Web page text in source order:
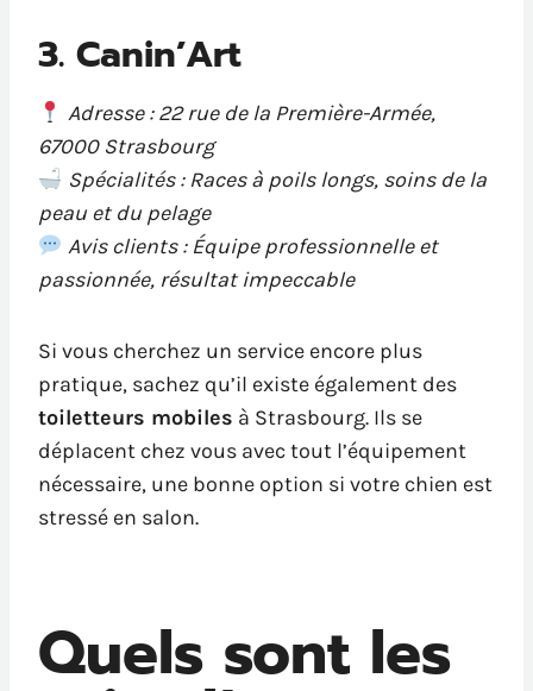
3. Canin’Art
Adresse : 22 rue de la Première-Armée,
67000 Strasbourg
Spécialités : Races à poils longs, soins de la
peau et du pelage
Avis clients : Équipe professionnelle et
passionnée, résultat impeccable
Si vous cherchez un service encore plus
pratique, sachez qu’il existe également des
toiletteurs mobiles à Strasbourg. Ils se
déplacent chez vous avec tout l’équipement
nécessaire, une bonne option si votre chien est
stressé en salon.
Quels sont les